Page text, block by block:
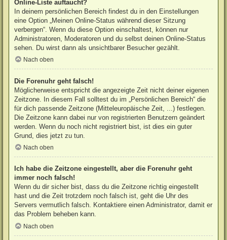
Online-Liste auftaucht?
In deinem persönlichen Bereich findest du in den Einstellungen
eine Option „Meinen Online-Status während dieser Sitzung
verbergen“. Wenn du diese Option einschaltest, können nur
Administratoren, Moderatoren und du selbst deinen Online-Status
sehen. Du wirst dann als unsichtbarer Besucher gezählt.
Nach oben
Die Forenuhr geht falsch!
Möglicherweise entspricht die angezeigte Zeit nicht deiner eigenen
Zeitzone. In diesem Fall solltest du im „Persönlichen Bereich“ die
für dich passende Zeitzone (Mitteleuropäische Zeit, ...) festlegen.
Die Zeitzone kann dabei nur von registrierten Benutzern geändert
werden. Wenn du noch nicht registriert bist, ist dies ein guter
Grund, dies jetzt zu tun.
Nach oben
Ich habe die Zeitzone eingestellt, aber die Forenuhr geht
immer noch falsch!
Wenn du dir sicher bist, dass du die Zeitzone richtig eingestellt
hast und die Zeit trotzdem noch falsch ist, geht die Uhr des
Servers vermutlich falsch. Kontaktiere einen Administrator, damit er
das Problem beheben kann.
Nach oben